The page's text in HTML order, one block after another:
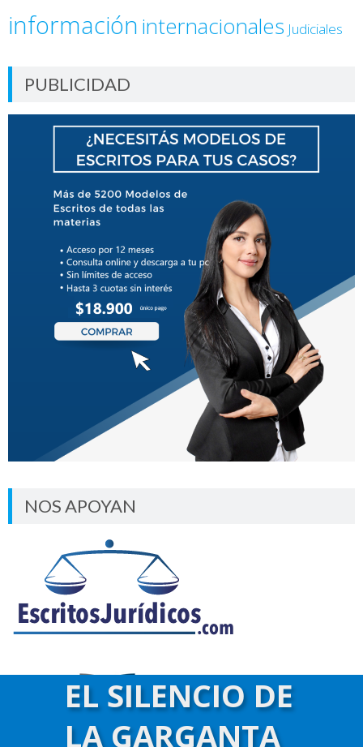
información internacionales Judiciales
PUBLICIDAD
NOS APOYAN
EL SILENCIO DE
LA GARGANTA